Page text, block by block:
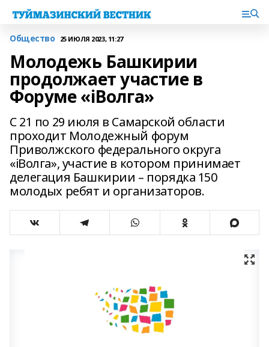
Общество 25 ИЮЛЯ 2023, 11:27
Молодежь Башкирии
продолжает участие в
Форуме «iВолга»
С 21 по 29 июля в Самарской области
проходит Молодежный форум
Приволжского федерального округа
«iВолга», участие в котором принимает
делегация Башкирии – порядка 150
молодых ребят и организаторов.